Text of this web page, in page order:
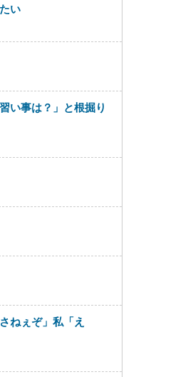
い
い事は？」と根掘り
ねぇぞ」私「え